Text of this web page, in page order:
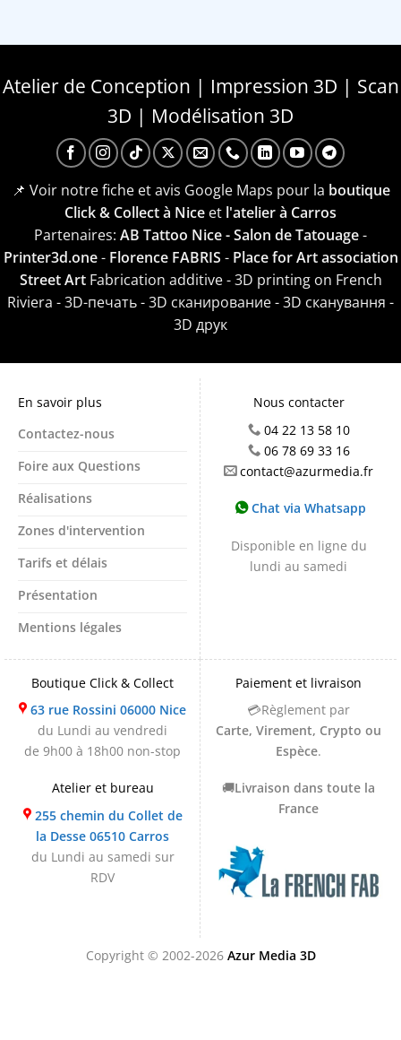
Atelier de Conception | Impression 3D | Scan
3D | Modélisation 3D
📌 Voir notre fiche et avis Google Maps pour la boutique
Click & Collect à Nice et l'atelier à Carros
Partenaires: AB Tattoo Nice - Salon de Tatouage-
Printer3d.one- Florence FABRIS - Place for Art association
Street ArtFabrication additive - 3D printing on French
Riviera - 3D-печать - 3D сканирование - 3D сканування -
3D друк
En savoir plus
Contactez-nous
Foire aux Questions
Réalisations
Zones d'intervention
Tarifs et délais
Présentation
Mentions légales
Nous contacter
04 22 13 58 10
06 78 69 33 16
contact@azurmedia.fr
Chat via Whatsapp
Disponible en ligne du
lundi au samedi
Boutique Click & Collect
63 rue Rossini 06000 Nice
du Lundi au vendredi
de 9h00 à 18h00 non-stop
Atelier et bureau
255 chemin du Collet de
la Desse 06510 Carros
du Lundi au samedi sur
RDV
Paiement et livraison
💳Règlement par
Carte, Virement, Crypto ou
Espèce.
🚚Livraison dans toute la
France
Copyright © 2002-2026 Azur Media 3D